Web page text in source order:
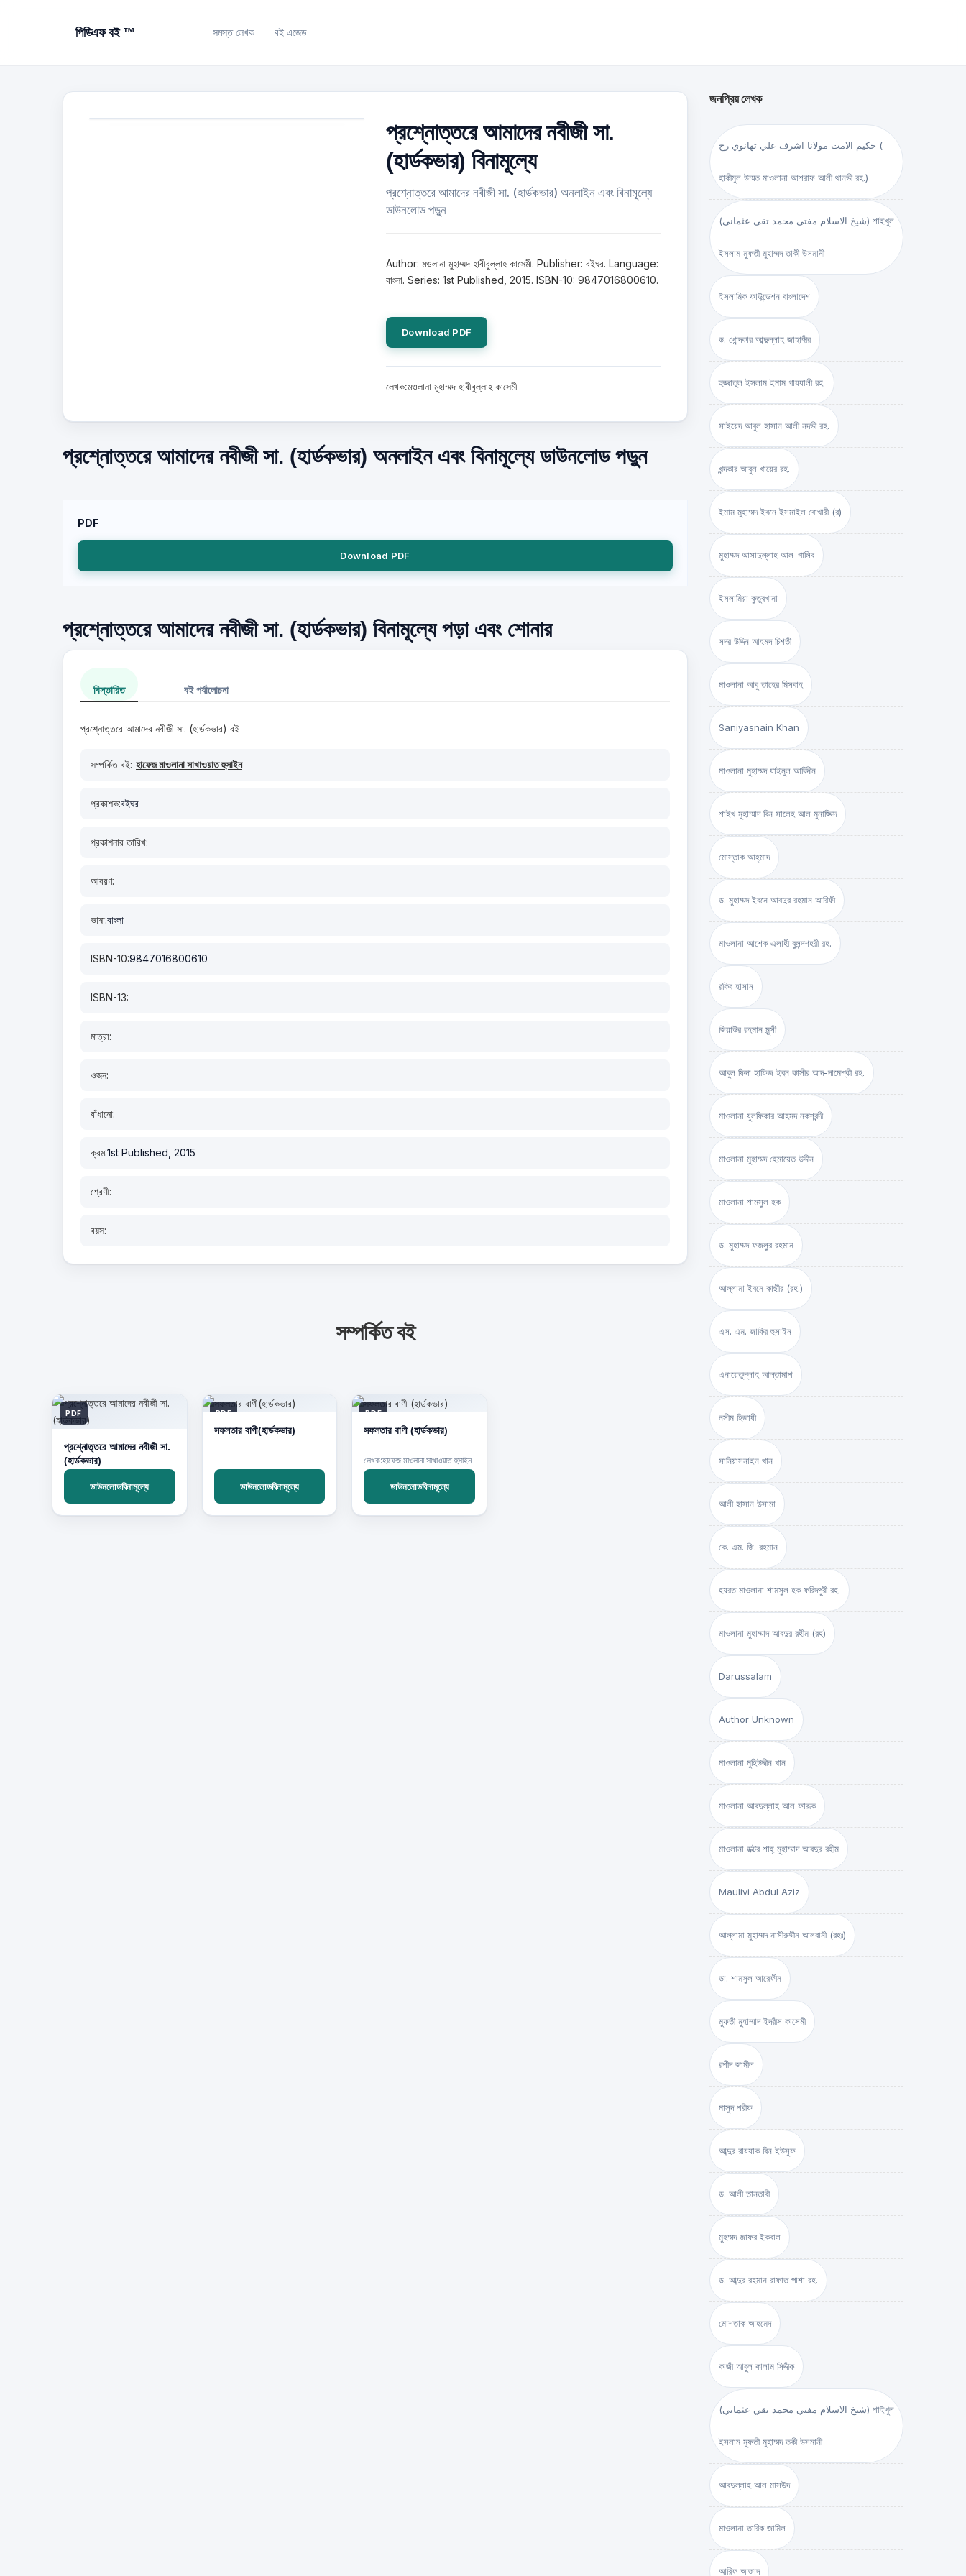
পিডিএফ বই ™ সমস্ত লেখক বই এজেড
প্রশ্নোত্তরে আমাদের নবীজী সা.
(হার্ডকভার) বিনামূল্যে
প্রশ্নোত্তরে আমাদের নবীজী সা. (হার্ডকভার) অনলাইন এবং বিনামূল্যে
ডাউনলোড পড়ুন
Author: মওলানা মুহাম্মদ হাবীবুল্লাহ কাসেমী. Publisher: বইঘর. Language:
বাংলা. Series: 1st Published, 2015. ISBN-10: 9847016800610.
Download PDF
লেখক:মওলানা মুহাম্মদ হাবীবুল্লাহ কাসেমী
প্রশ্নোত্তরে আমাদের নবীজী সা. (হার্ডকভার) অনলাইন এবং বিনামূল্যে ডাউনলোড পড়ুন
PDF
Download PDF
প্রশ্নোত্তরে আমাদের নবীজী সা. (হার্ডকভার) বিনামূল্যে পড়া এবং শোনার
বিস্তারিত বই পর্যালোচনা
প্রশ্নোত্তরে আমাদের নবীজী সা. (হার্ডকভার) বই
সম্পর্কিত বই: হাফেজ মাওলানা সাখাওয়াত হুসাইন
প্রকাশক:বইঘর
প্রকাশনার তারিখ:
আবরণ:
ভাষা:বাংলা
ISBN-10:9847016800610
ISBN-13:
মাত্রা:
ওজন:
বাঁধানো:
ক্রম:1st Published, 2015
শ্রেণী:
বয়স:
সম্পর্কিত বই
PDF
প্রশ্নোত্তরে আমাদের নবীজী সা.
(হার্ডকভার)
ডাউনলোডবিনামূল্যে
PDF
সফলতার বাণী(হার্ডকভার)
ডাউনলোডবিনামূল্যে
PDF
সফলতার বাণী (হার্ডকভার)
লেখক:হাফেজ মাওলানা সাখাওয়াত হুসাইন
ডাউনলোডবিনামূল্যে
জনপ্রিয় লেখক
حكيم الامت مولانا اشرف علي تهانوي رح (
হাকীমুল উম্মত মাওলানা আশরাফ আলী থানভী রহ.)
(شيخ الاسلام مفتي محمد تقي عثماني) শাইখুল
ইসলাম মুফতী মুহাম্মদ তাকী উসমানী
ইসলামিক ফাউন্ডেশন বাংলাদেশ
ড. খোন্দকার আব্দুল্লাহ জাহাঙ্গীর
হুজ্জাতুল ইসলাম ইমাম গাযযালী রহ.
সাইয়েদ আবুল হাসান আলী নদভী রহ.
খন্দকার আবুল খায়ের রহ.
ইমাম মুহাম্মদ ইবনে ইসমাইল বোখারী (র)
মুহাম্মদ আসাদুল্লাহ আল-গালিব
ইসলামিয়া কুতুবখানা
সদর উদ্দিন আহমদ চিশতী
মাওলানা আবু তাহের মিসবাহ
Saniyasnain Khan
মাওলানা মুহাম্মদ যাইনুল আবিদীন
শাইখ মুহাম্মাদ বিন সালেহ আল মুনাজ্জিদ
মোস্তাক আহ্‌মাদ
ড. মুহাম্মদ ইবনে আবদুর রহমান আরিফী
মাওলানা আশেক এলাহী বুলন্দশহরী রহ.
রকিব হাসান
জিয়াউর রহমান মুন্সী
আবুল ফিদা হাফিজ ইব্‌ন কাসীর আদ-দামেশ্‌কী রহ.
মাওলানা যুলফিকার আহমদ নকশবন্দী
মাওলানা মুহাম্মদ হেমায়েত উদ্দীন
মাওলানা শামসুল হক
ড. মুহাম্মদ ফজলুর রহমান
আল্লামা ইবনে কাছীর (রহ.)
এস. এম. জাকির হুসাইন
এনায়েতুল্লাহ আল্‌তামাশ
নসীম হিজাযী
সানিয়াসনাইন খান
আলী হাসান উসামা
কে. এম. জি. রহমান
হযরত মাওলানা শামসুল হক ফরিদপুরী রহ.
মাওলানা মুহাম্মাদ আবদুর রহীম (রহ)
Darussalam
Author Unknown
মাওলানা মুহিউদ্দীন খান
মাওলানা আবদুল্লাহ আল ফারূক
মাওলানা ডক্টর শাহ্‌ মুহাম্মাদ আবদুর রহীম
Maulivi Abdul Aziz
আল্লামা মুহাম্মদ নাসীরুদ্দীন আলবানী (রহঃ)
ডা. শামসুল আরেফীন
মুফতী মুহাম্মাদ ইদরীস কাসেমী
রশীদ জামীল
মাসুদ শরীফ
আব্দুর রাযযাক বিন ইউসুফ
ড. আলী তানতাবী
মুহম্মদ জাফর ইকবাল
ড. আব্দুর রহমান রাফাত পাশা রহ.
মোশতাক আহমেদ
কাজী আবুল কালাম সিদ্দীক
(شيخ الاسلام مفتي محمد تقي عثماني) শাইখুল
ইসলাম মুফতী মুহাম্মদ তকী উসমানী
আবদুল্লাহ আল মাসউদ
মাওলানা তারিক জামিল
আরিফ আজাদ